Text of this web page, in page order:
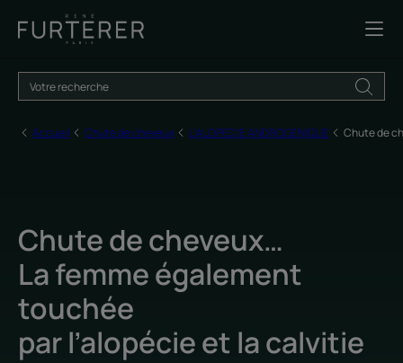
Accueil Chute de cheveux L’ALOPECIE ANDROGENIQUE Chute de
Chute de cheveux…
La femme également
touchée
par l’alopécie et la calvitie